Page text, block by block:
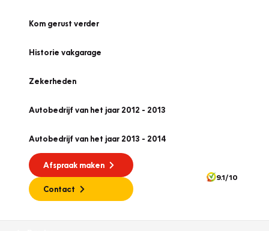
Kom gerust verder
Historie vakgarage
Zekerheden
Autobedrijf van het jaar 2012 - 2013
Autobedrijf van het jaar 2013 - 2014
Afspraak maken
Contact
9.1/10